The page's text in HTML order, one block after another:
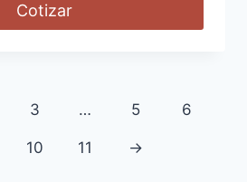
Cotizar
3 … 5 6
10 11 →